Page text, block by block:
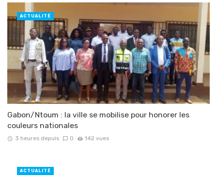
Gabon/Ntoum : la ville se mobilise pour honorer les
couleurs nationales
3 heures depuis 0 142 vues
ACTUALITÉ
ACTUALITÉ